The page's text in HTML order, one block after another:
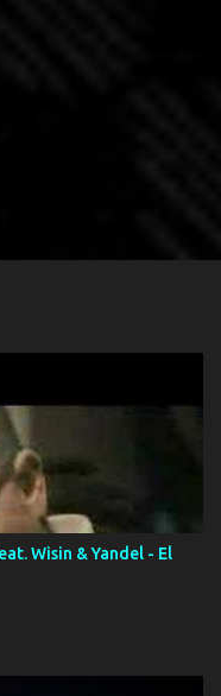
Wisin & Yandel - El